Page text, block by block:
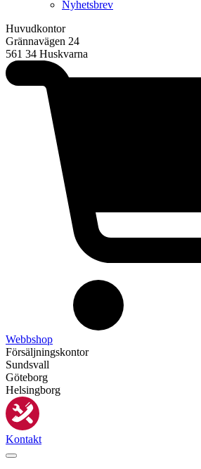
Nyhetsbrev
Huvudkontor
Grännavägen 24
561 34 Huskvarna
Webbshop
Försäljningskontor
Sundsvall
Göteborg
Helsingborg
Kontakt